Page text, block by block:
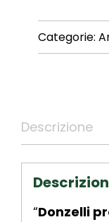
Categorie:
Descrizione
“Donzelli